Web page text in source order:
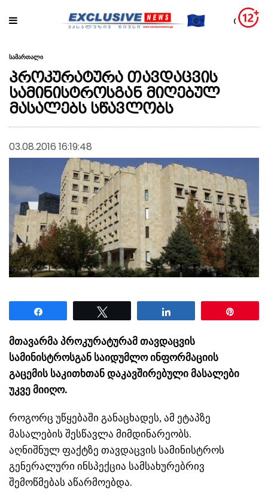
სამართალი
პროკურატურა თავდაცვის
სამინისტროსგან მიღებულ
მასალებს სწავლობს
03.08.2016 16:19:48
მთავარმა პროკურატურამ თავდაცვის
სამინისტროსგან საიდუმლო ინფორმაციის
გაცემის საკითხთან დაკავშირებული მასალები
უკვე მიიღო.
როგორც უწყებაში განაცხადეს, ამ ეტაპზე
მასალების შესწავლა მიმდინარეობს.
აღნიშნულ ფაქტზე თავდაცვის სამინისტროს
გენერალური ინსპექცია სამსახურებრივ
შემოწმებას აწარმოებდა.